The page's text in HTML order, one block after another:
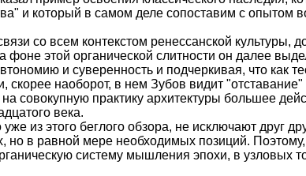
и который в самом деле сопоставим с опытом
со всем контекстом ренессанской культуры,
этой органической слитности он далее
и суверенность и подчеркивая, что как
скорее наоборот, в нем Зубов видит
совокупную практику архитектуры большее
века.
из этого беглого обзора, не исключают друг
в равной мере необходимых позиций.
систему мышления эпохи, в узловых